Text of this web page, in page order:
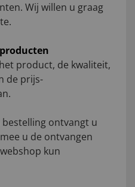
Wij willen u graag
product, de kwaliteit,
de prijs-
ontvangt u
u de ontvangen
kun